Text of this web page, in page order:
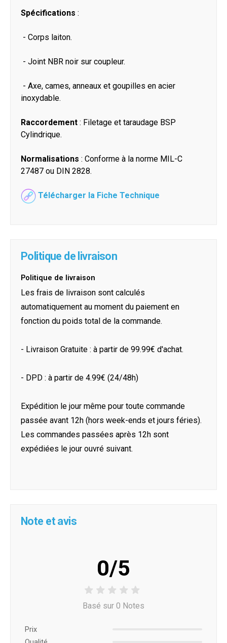
Spécifications :
- Corps laiton.
- Joint NBR noir sur coupleur.
- Axe, cames, anneaux et goupilles en acier
inoxydable.
Raccordement : Filetage et taraudage BSP
Cylindrique.
Normalisations : Conforme à la norme MIL-C
27487 ou DIN 2828.
Télécharger la Fiche Technique
Politique de livraison
Politique de livraison
Les frais de livraison sont calculés
automatiquement au moment du paiement en
fonction du poids total de la commande.
- Livraison Gratuite : à partir de 99.99€ d'achat.
- DPD : à partir de 4.99€ (24/48h)
Expédition le jour même pour toute commande
passée avant 12h (hors week-ends et jours féries).
Les commandes passées après 12h sont
expédiées le jour ouvré suivant.
Note et avis
0/5
Basé sur 0 Notes
Prix ​​